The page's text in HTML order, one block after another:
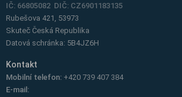
IČ: 66805082 DIČ: CZ6901183135
Rubešova 421, 53973
Skuteč Česká Republika
Datová schránka: 5B4JZ6H
Kontakt
Mobilní telefon: +420 739 407 384
E-mail: